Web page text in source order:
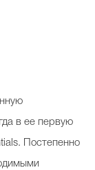
в ее первую
Постепенно